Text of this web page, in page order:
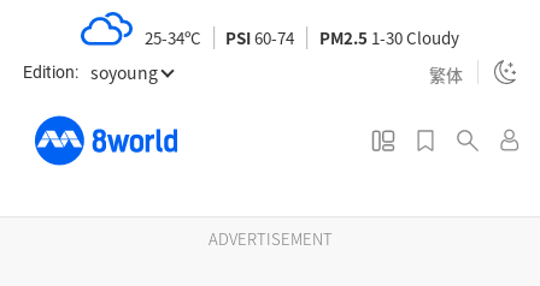
Edition: soyoung 繁体
25-34ºC PSI60-74 PM2.5 1-30 Cloudy
ADVERTISEMENT